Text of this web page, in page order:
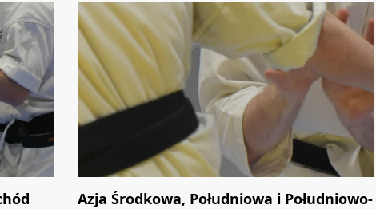
Azja Środkowa, Południowa i Południowo-